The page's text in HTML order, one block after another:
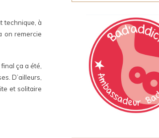
technique, à
on remercie
ça a été,
D’ailleurs,
et solitaire